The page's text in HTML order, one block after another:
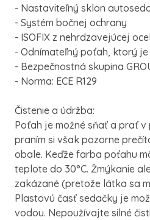
- Nastaviteľný sklon
- Systém bočnej ochrany
- ISOFIX z nehrdzavejúcej
- Odnímateľný poťah, ktorý
- Bezpečnostná skupina
- Norma: ECE R129
Čistenie a údržba:
Poťah je možné sňať a prať v
praním si však pozorne
obale. Keďže farba poťahu
teplote do 30°C. Žmýkanie
zakázané (pretože látka sa
Plastovú časť sedačky je
vodou. Nepoužívajte silné